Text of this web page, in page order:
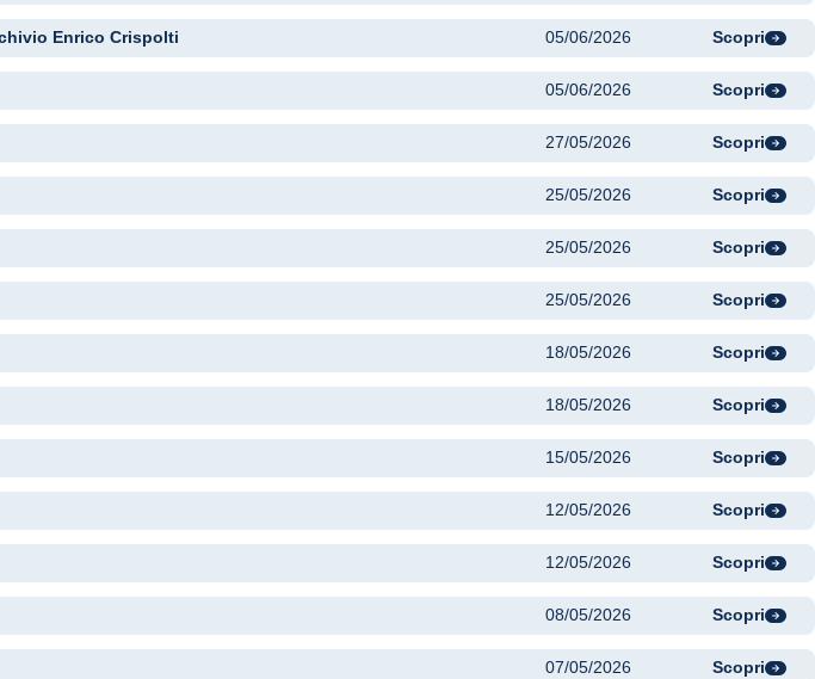
Enrico Crispolti 05/06/2026 Scopri
05/06/2026 Scopri
27/05/2026 Scopri
25/05/2026 Scopri
25/05/2026 Scopri
25/05/2026 Scopri
18/05/2026 Scopri
18/05/2026 Scopri
15/05/2026 Scopri
12/05/2026 Scopri
12/05/2026 Scopri
08/05/2026 Scopri
07/05/2026 Scopri